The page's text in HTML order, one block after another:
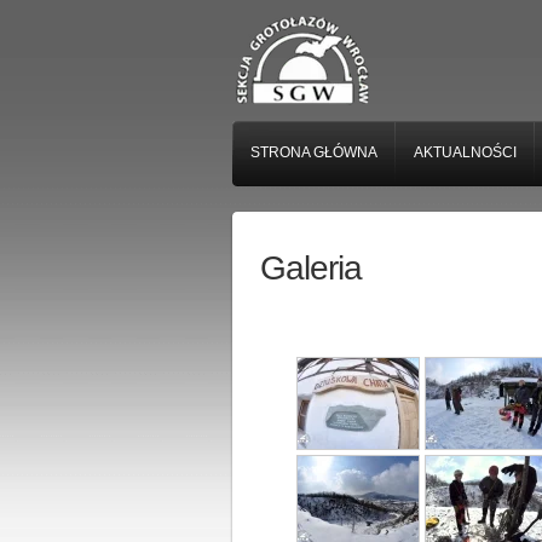
STRONA GŁÓWNA AKTUALNOŚCI
Galeria